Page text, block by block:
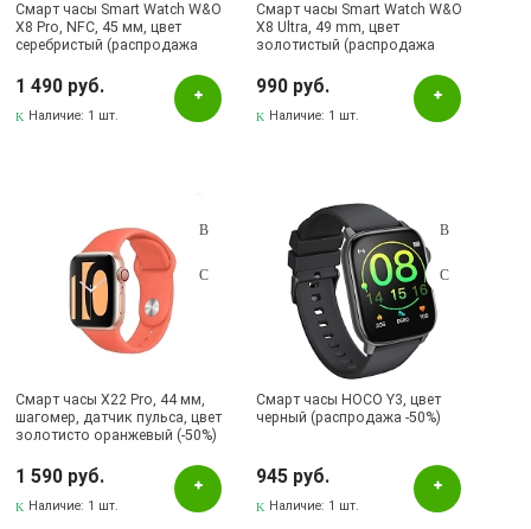
Смарт часы Smart Watch W&O
X8 Pro, NFC, 45 мм, цвет
серебристый (распродажа
1 490 руб.
Наличие: 1 шт.
Смарт часы Smart Watch W&O
X8 Ultra, 49 mm, цвет
золотистый (распродажа
990 руб.
Наличие: 1 шт.
Смарт часы X22 Pro, 44 мм,
шагомер, датчик пульса, цвет
золотисто оранжевый (-50%)
1 590 руб.
Наличие: 1 шт.
Смарт часы HOCO Y3, цвет
черный (распродажа -50%)
945 руб.
Наличие: 1 шт.